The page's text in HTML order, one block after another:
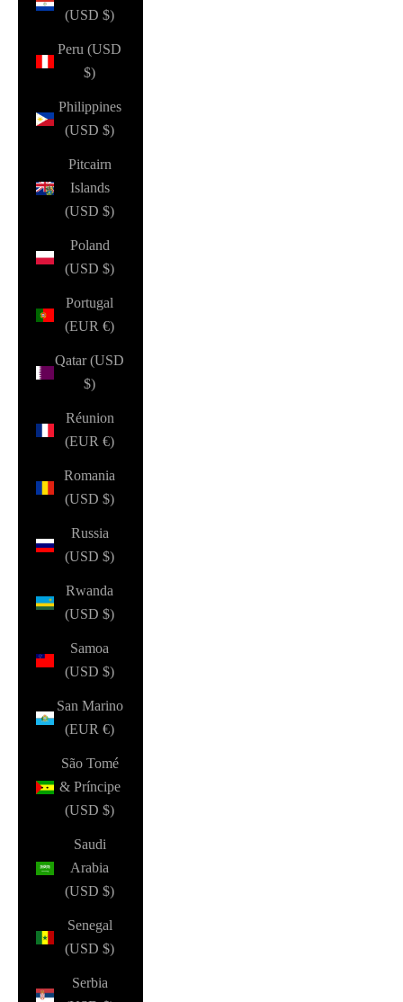
(USD $)
Peru (USD
$)
Philippines
(USD $)
Pitcairn
Islands
(USD $)
Poland
(USD $)
Portugal
(EUR €)
Qatar (USD
$)
Réunion
(EUR €)
Romania
(USD $)
Russia
(USD $)
Rwanda
(USD $)
Samoa
(USD $)
San Marino
(EUR €)
São Tomé
& Príncipe
(USD $)
Saudi
Arabia
(USD $)
Senegal
(USD $)
Serbia